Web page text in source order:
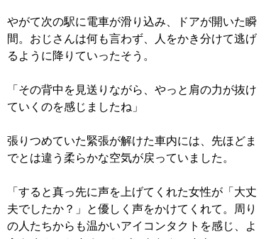
やがて次の駅に電車が滑り込み、ドアが開いた瞬
間。おじさんは何も言わず、人をかき分けて逃げ
るように降りていったそう。
「その背中を見送りながら、やっと肩の力が抜け
ていくのを感じましたね」
張りつめていた緊張が解けた車内には、先ほどま
でとは違う柔らかな空気が戻っていました。
「すると真っ先に声を上げてくれた女性が「大丈
夫でしたか？」と優しく声をかけてくれて。周り
の人たちからも温かいアイコンタクトを感じ、よ